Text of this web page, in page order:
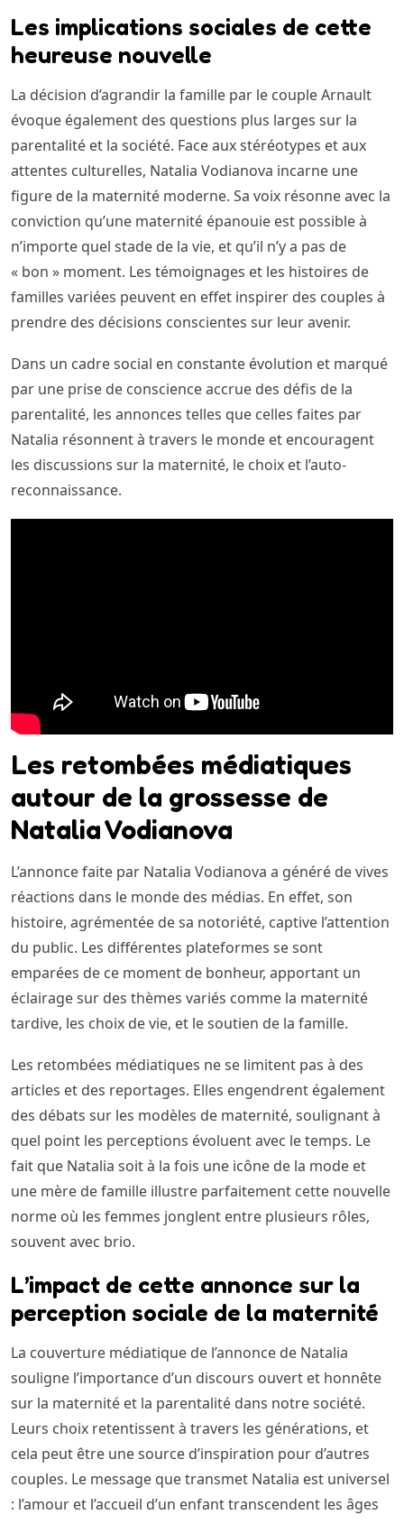
Les implications sociales de cette
heureuse nouvelle
La décision d’agrandir la famille par le couple Arnault
évoque également des questions plus larges sur la
parentalité et la société. Face aux stéréotypes et aux
attentes culturelles, Natalia Vodianova incarne une
figure de la maternité moderne. Sa voix résonne avec la
conviction qu’une maternité épanouie est possible à
n’importe quel stade de la vie, et qu’il n’y a pas de
« bon » moment. Les témoignages et les histoires de
familles variées peuvent en effet inspirer des couples à
prendre des décisions conscientes sur leur avenir.
Dans un cadre social en constante évolution et marqué
par une prise de conscience accrue des défis de la
parentalité, les annonces telles que celles faites par
Natalia résonnent à travers le monde et encouragent
les discussions sur la maternité, le choix et l’auto-
reconnaissance.
Les retombées médiatiques
autour de la grossesse de
Natalia Vodianova
L’annonce faite par Natalia Vodianova a généré de vives
réactions dans le monde des médias. En effet, son
histoire, agrémentée de sa notoriété, captive l’attention
du public. Les différentes plateformes se sont
emparées de ce moment de bonheur, apportant un
éclairage sur des thèmes variés comme la maternité
tardive, les choix de vie, et le soutien de la famille.
Les retombées médiatiques ne se limitent pas à des
articles et des reportages. Elles engendrent également
des débats sur les modèles de maternité, soulignant à
quel point les perceptions évoluent avec le temps. Le
fait que Natalia soit à la fois une icône de la mode et
une mère de famille illustre parfaitement cette nouvelle
norme où les femmes jonglent entre plusieurs rôles,
souvent avec brio.
L’impact de cette annonce sur la
perception sociale de la maternité
La couverture médiatique de l’annonce de Natalia
souligne l’importance d’un discours ouvert et honnête
sur la maternité et la parentalité dans notre société.
Leurs choix retentissent à travers les générations, et
cela peut être une source d’inspiration pour d’autres
couples. Le message que transmet Natalia est universel
: l’amour et l’accueil d’un enfant transcendent les âges